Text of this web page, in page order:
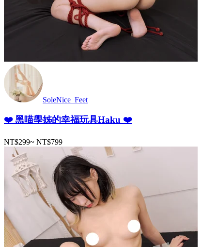
SoleNice_Feet
❤️ 黑喵學姊的幸福玩具Haku ❤️
NT$299~ NT$799